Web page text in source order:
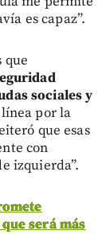
es capaz”.
que
sociales y
por la
que esas
con
izquierda”.
será más